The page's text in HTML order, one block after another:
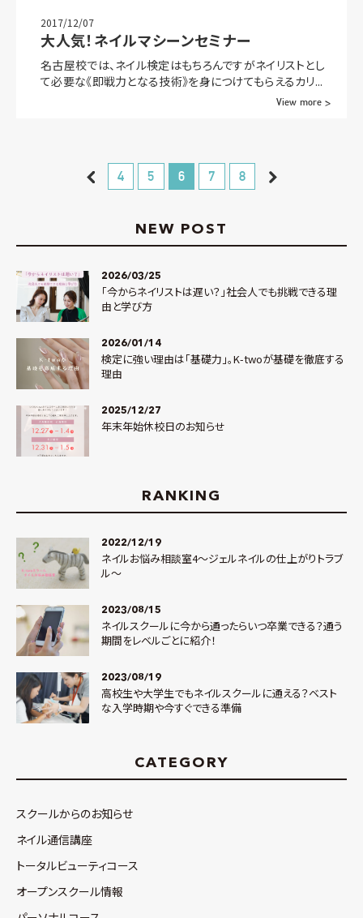
2017/12/07
大人気！ネイルマシーンセミナー
名古屋校では、ネイル検定はもちろんですがネイリストとし
て必要な《即戦力となる技術》を身につけてもらえるカリ...
View more >
4 5 6 7 8
NEW POST
2026/03/25
「今からネイリストは遅い？」社会人でも挑戦できる理
由と学び方
2026/01/14
検定に強い理由は「基礎力」。K-twoが基礎を徹底する
理由
2025/12/27
年末年始休校日のお知らせ
RANKING
2022/12/19
ネイルお悩み相談室4～ジェルネイルの仕上がりトラブ
ル～
2023/08/15
ネイルスクールに今から通ったらいつ卒業できる？通う
期間をレベルごとに紹介！
2023/08/19
高校生や大学生でもネイルスクールに通える？ベスト
な入学時期や今すぐできる準備
CATEGORY
スクールからのお知らせ
ネイル通信講座
トータルビューティコース
オープンスクール情報